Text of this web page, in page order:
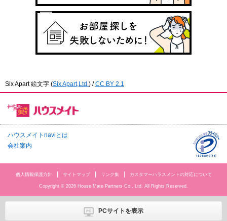
Six Apart 絵文字 (Six Apart,Ltd. ) /CC BY 2.1
ハウスメイトnaviとは
会社案内
個人情報保護方針 サイトマップ リンク集 カスタマーハラスメントの対応について
Copyright © 2026 House Mate Partners Co., Ltd. All Rights Reserved.
PCサイトを表示